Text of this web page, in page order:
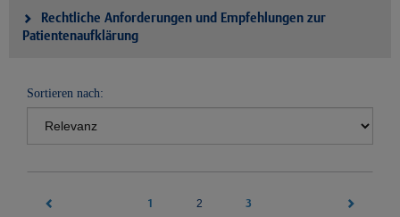
Rechtliche Anforderungen und Empfehlungen zur
Patientenaufklärung
Sortieren nach:
1 2 3